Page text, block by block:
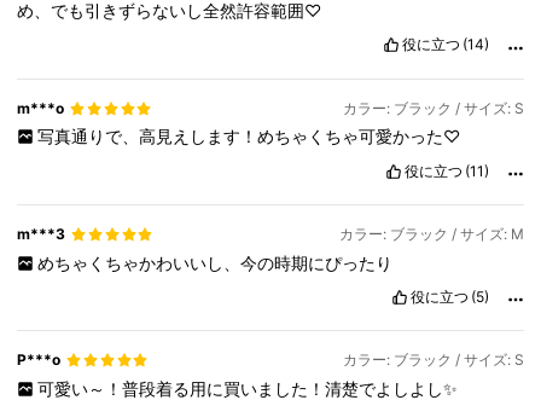
め、でも引きずらないし全然許容範囲♡
役に立つ (14)
m***o カラー: ブラック / サイズ: S
写真通りで、高見えします！めちゃくちゃ可愛かった♡
役に立つ (11)
m***3 カラー: ブラック / サイズ: M
めちゃくちゃかわいいし、今の時期にぴったり
役に立つ (5)
P***o カラー: ブラック / サイズ: S
可愛い～！普段着る用に買いました！清楚でよしよし✨